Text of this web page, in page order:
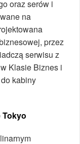
oraz serów i
na
przez
serwisu z
Klasie Biznes i
kabiny
Tokyo